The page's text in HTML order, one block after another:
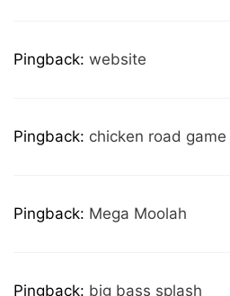
Pingback: website
Pingback: chicken road game
Pingback: Mega Moolah
Pingback: big bass splash